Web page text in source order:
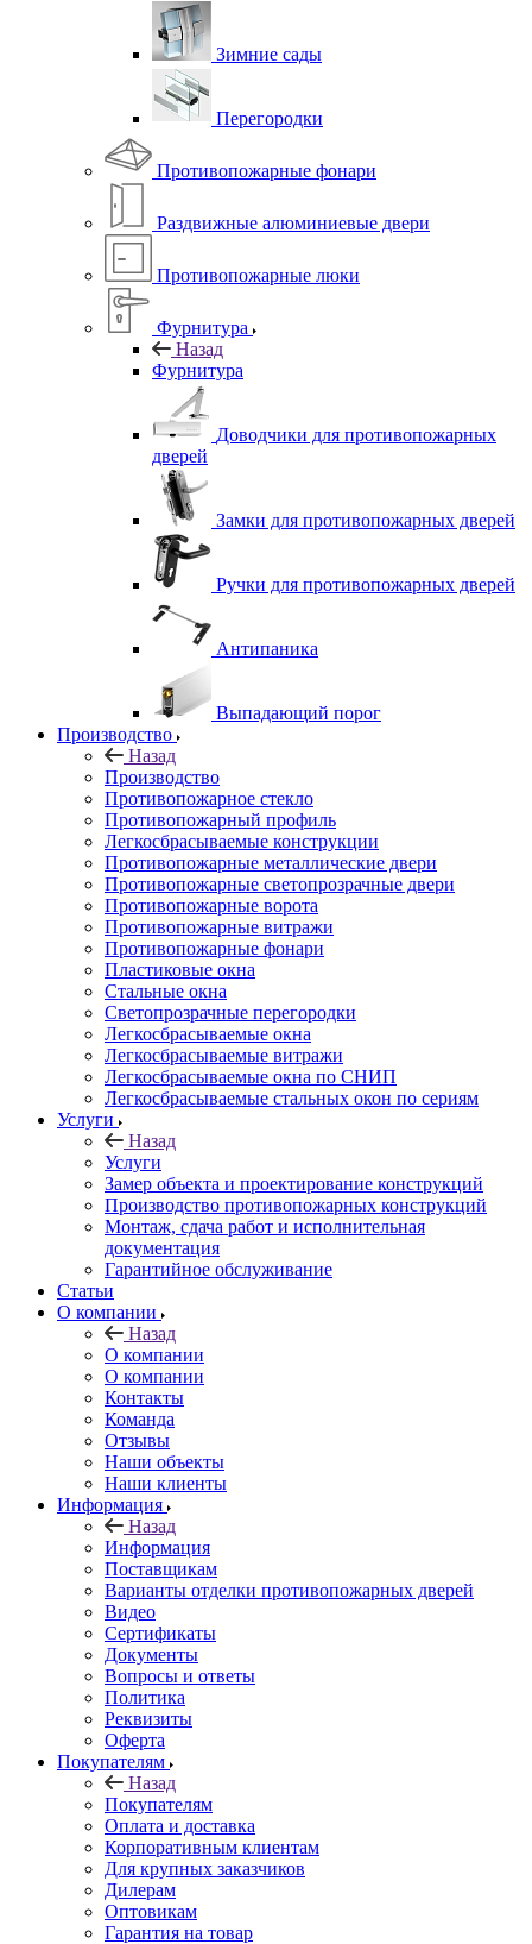
Зимние сады
Перегородки
Противопожарные фонари
Раздвижные алюминиевые двери
Противопожарные люки
Фурнитура
Назад
Фурнитура
Доводчики для противопожарных
дверей
Замки для противопожарных дверей
Ручки для противопожарных дверей
Антипаника
Выпадающий порог
Производство
Назад
Производство
Противопожарное стекло
Противопожарный профиль
Легкосбрасываемые конструкции
Противопожарные металлические двери
Противопожарные светопрозрачные двери
Противопожарные ворота
Противопожарные витражи
Противопожарные фонари
Пластиковые окна
Стальные окна
Светопрозрачные перегородки
Легкосбрасываемые окна
Легкосбрасываемые витражи
Легкосбрасываемые окна по СНИП
Легкосбрасываемые стальных окон по сериям
Услуги
Назад
Услуги
Замер объекта и проектирование конструкций
Производство противопожарных конструкций
Монтаж, сдача работ и исполнительная
документация
Гарантийное обслуживание
Статьи
О компании
Назад
О компании
О компании
Контакты
Команда
Отзывы
Наши объекты
Наши клиенты
Информация
Назад
Информация
Поставщикам
Варианты отделки противопожарных дверей
Видео
Сертификаты
Документы
Вопросы и ответы
Политика
Реквизиты
Оферта
Покупателям
Назад
Покупателям
Оплата и доставка
Корпоративным клиентам
Для крупных заказчиков
Дилерам
Оптовикам
Гарантия на товар